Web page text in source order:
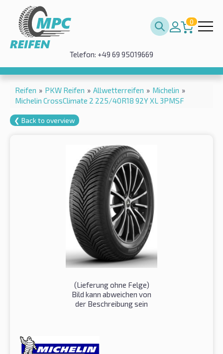
0
Telefon: +49 69 95019669
Reifen » PKW Reifen » Allwetterreifen » Michelin »
Michelin CrossClimate 2 225/40R18 92Y XL 3PMSF
❮ Back to overview
(Lieferung ohne Felge)
Bild kann abweichen von
der Beschreibung sein